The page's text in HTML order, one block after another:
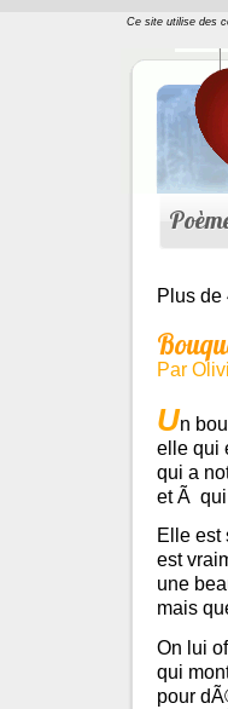
Ce site utilise des
Plus de
Par
Un
elle qui
qui a
et Ã qui
Elle est
est
une
mais
On lui
qui
pour